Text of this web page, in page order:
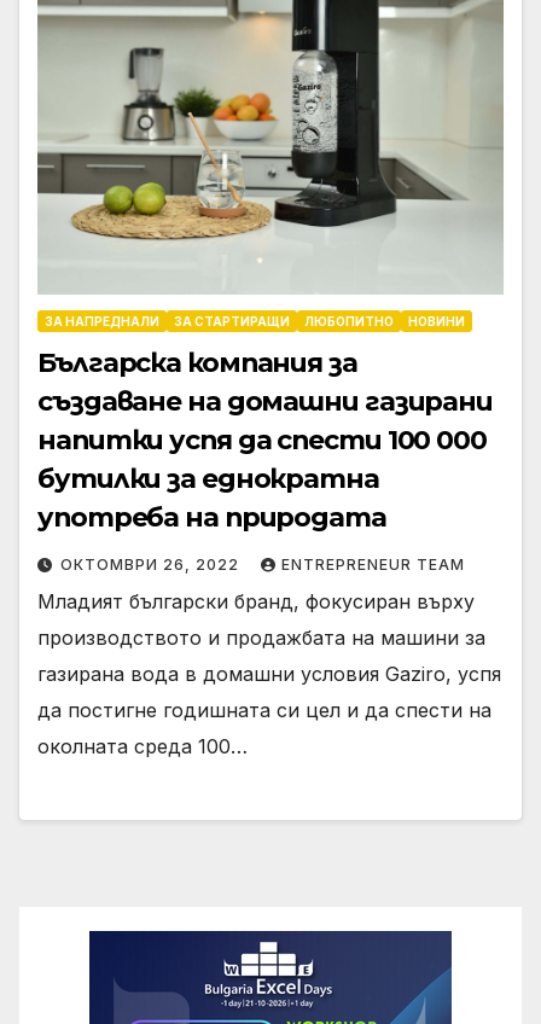
ЗА НАПРЕДНАЛИ ЗА СТАРТИРАЩИ ЛЮБОПИТНО НОВИНИ
Българска компания за
създаване на домашни газирани
напитки успя да спести 100 000
бутилки за еднократна
употреба на природата
ОКТОМВРИ 26, 2022 ENTREPRENEUR TEAM
Младият български бранд, фокусиран върху
производството и продажбата на машини за
газирана вода в домашни условия Gaziro, успя
да постигне годишната си цел и да спести на
околната среда 100…